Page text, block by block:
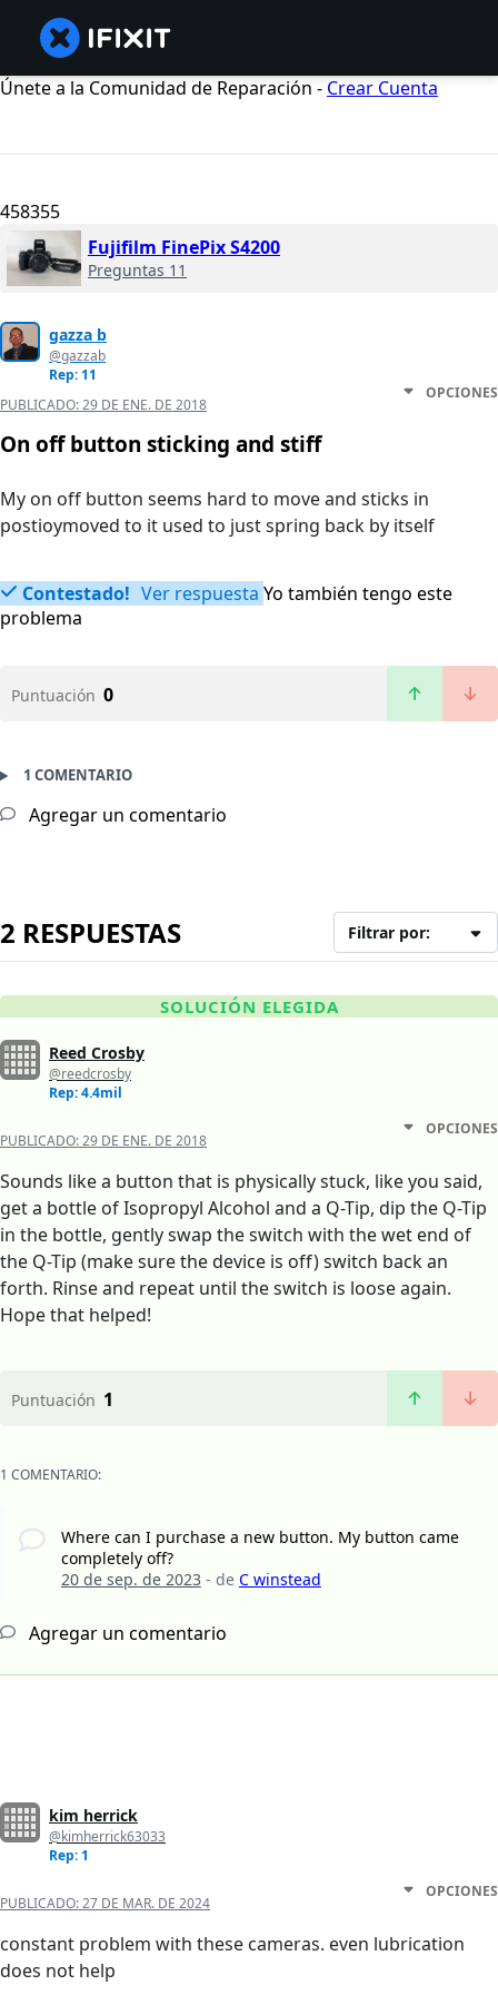
Únete a la Comunidad de Reparación - Crear Cuenta
458355
Fujifilm FinePix S4200
Preguntas 11
gazza b
@gazzab
Rep: 11
PUBLICADO:29 DE ENE. DE 2018
OPCIONES
On off button sticking and stiff
My on off button seems hard to move and sticks in
postioymoved to it used to just spring back by itself
Contestado! Ver respuesta Yo también tengo este
problema
Puntuación 0
1 COMENTARIO
Agregar un comentario
2 RESPUESTAS Filtrar por:
SOLUCIÓN ELEGIDA
Reed Crosby
@reedcrosby
Rep: 4.4mil
PUBLICADO:29 DE ENE. DE 2018
OPCIONES
Sounds like a button that is physically stuck, like you said,
get a bottle of Isopropyl Alcohol and a Q-Tip, dip the Q-Tip
in the bottle, gently swap the switch with the wet end of
the Q-Tip (make sure the device is off) switch back an
forth. Rinse and repeat until the switch is loose again.
Hope that helped!
Puntuación 1
1 COMENTARIO:
Where can I purchase a new button. My button came
completely off?
20 de sep. de 2023- de C winstead
Agregar un comentario
kim herrick
@kimherrick63033
Rep: 1
PUBLICADO:27 DE MAR. DE 2024
OPCIONES
constant problem with these cameras. even lubrication
does not help